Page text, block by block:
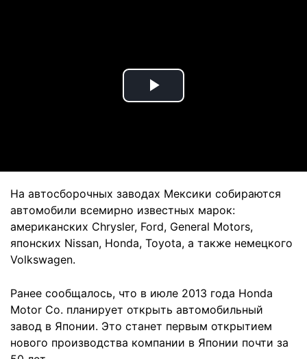
Play
На автосборочных заводах Мексики собираются
автомобили всемирно известных марок:
американских Chrysler, Ford, General Motors,
японских Nissan, Honda, Toyota, а также немецкого
Volkswagen.
Ранее сообщалось, что в июле 2013 года Honda
Motor Co. планирует открыть автомобильный
завод в Японии. Это станет первым открытием
нового производства компании в Японии почти за